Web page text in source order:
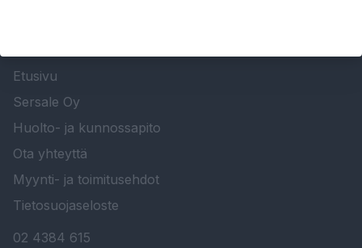
Etusivu
Sersale Oy
Huolto- ja kunnossapito
Ota yhteyttä
Myynti- ja toimitusehdot
Tietosuojaseloste
02 4384 615